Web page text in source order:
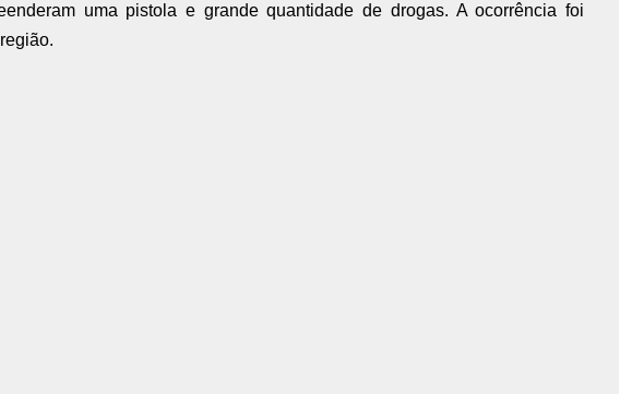
uma pistola e grande quantidade de drogas. A ocorrência foi